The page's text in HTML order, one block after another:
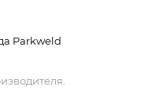
Parkweld